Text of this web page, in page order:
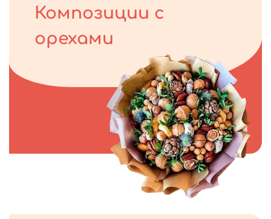
Композиции с
орехами